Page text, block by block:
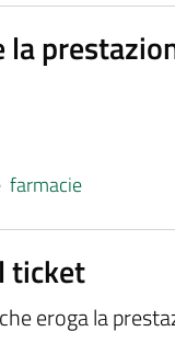
la
farmacie
ticket
eroga la